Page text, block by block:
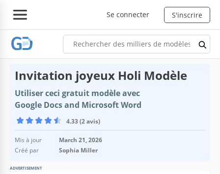
Se connecter S'inscrire
Invitation joyeux Holi Modèle
Utiliser ceci gratuit modèle avec
Google Docs and Microsoft Word
4.33 (2 avis)
Mis à jour
March 21, 2026
Créé par
Sophia Miller
ADVERTISEMENT